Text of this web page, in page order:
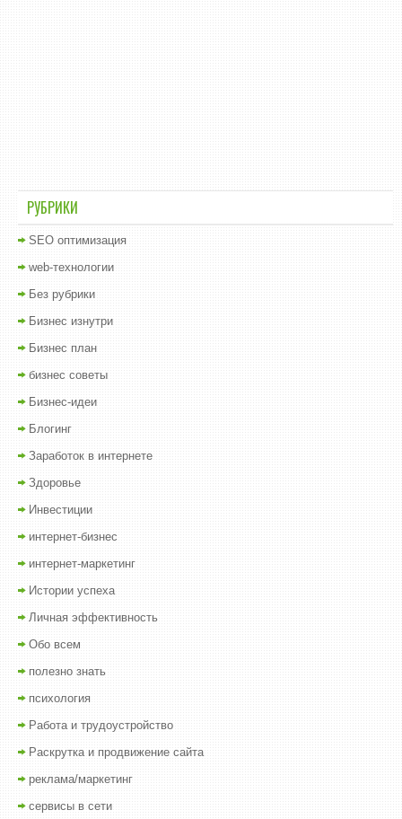
РУБРИКИ
SEO оптимизация
web-технологии
Без рубрики
Бизнес изнутри
Бизнес план
бизнес советы
Бизнес-идеи
Блогинг
Заработок в интернете
Здоровье
Инвестиции
интернет-бизнес
интернет-маркетинг
Истории успеха
Личная эффективность
Обо всем
полезно знать
психология
Работа и трудоустройство
Раскрутка и продвижение сайта
реклама/маркетинг
сервисы в сети